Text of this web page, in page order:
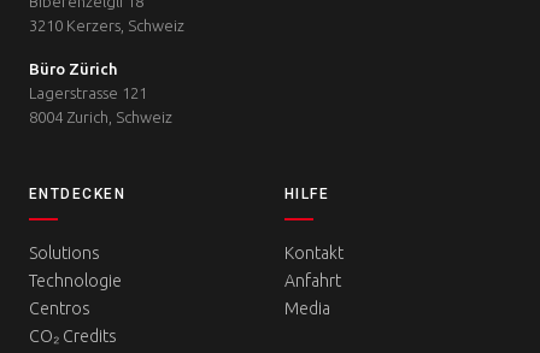
3210 Kerzers, Schweiz
Büro Zürich
Lagerstrasse 121
8004 Zurich, Schweiz
ENTDECKEN
Solutions
Technologie
Centros
CO₂ Credits
HILFE
Kontakt
Anfahrt
Media